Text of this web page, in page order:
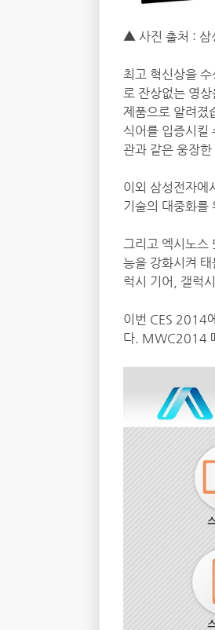
▲ 사진 출처 : 삼
최고 혁신상을
로 잔상없는 영
제품으로 알려
식어를 입증시
관과 같은 웅장
이외 삼성전자에
기술의 대중화를
그리고 엑시노
능을 강화시켜
럭시 기어, 갤럭
이번 CES 2014
다. MWC2014